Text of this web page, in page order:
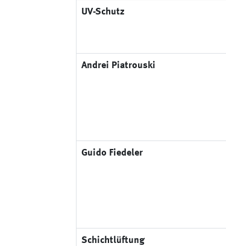
UV-Schutz
Andrei Piatrouski
Guido Fiedeler
Schichtlüftung